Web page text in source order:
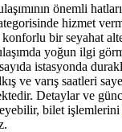
önemli
hizmet
bir seyahat
yoğun ilgi
istasyonda
ve varış saatleri
Detaylar ve
bilet işlemlerini